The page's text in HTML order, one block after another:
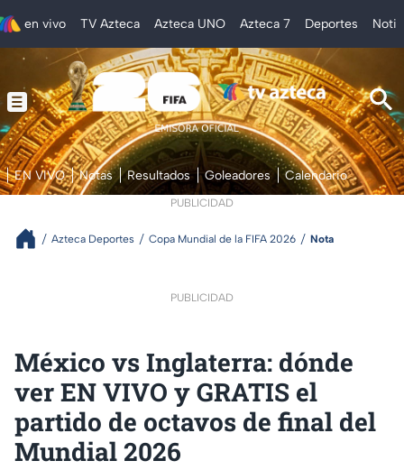
en vivo TV Azteca Azteca UNO Azteca 7 Deportes
EN VIVO Notas Resultados Goleadores Calendario
PUBLICIDAD
Azteca Deportes Copa Mundial de la FIFA 2026 Nota
PUBLICIDAD
México vs Inglaterra: dónde
ver EN VIVO y GRATIS el
partido de octavos de final del
Mundial 2026